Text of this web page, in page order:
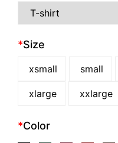
*Size
xsmall small
xlarge xxlarge
*Color